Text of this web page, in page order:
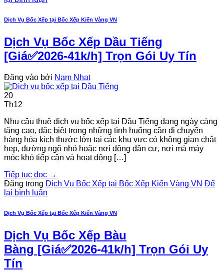
Dịch Vụ Bốc Xếp tại Bốc Xếp Kiến Vàng VN
Dịch Vụ Bốc Xếp Dầu Tiếng
[Giá✅2026-41k/h] Trọn Gói Uy Tín
Đăng vào bởi Nam Nhat
20
Th12
Nhu cầu thuê dịch vụ bốc xếp tại Dầu Tiếng đang ngày càng
tăng cao, đặc biệt trong những tình huống cần di chuyển
hàng hóa kích thước lớn tại các khu vực có không gian chật
hẹp, đường ngõ nhỏ hoặc nơi đông dân cư, nơi mà máy
móc khó tiếp cận và hoạt động […]
Tiếp tục đọc →
Đăng trong Dịch Vụ Bốc Xếp tại Bốc Xếp Kiến Vàng VN Để
lại bình luận
Dịch Vụ Bốc Xếp tại Bốc Xếp Kiến Vàng VN
Dịch Vụ Bốc Xếp Bàu
Bàng [Giá✅2026-41k/h] Trọn Gói Uy
Tín